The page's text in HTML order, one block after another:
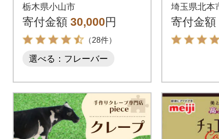
テイン 3kg
栃木県小山市
寄付金額 30,000円
（28件）
選べる：フレーバー
埼玉県北本
寄付金額